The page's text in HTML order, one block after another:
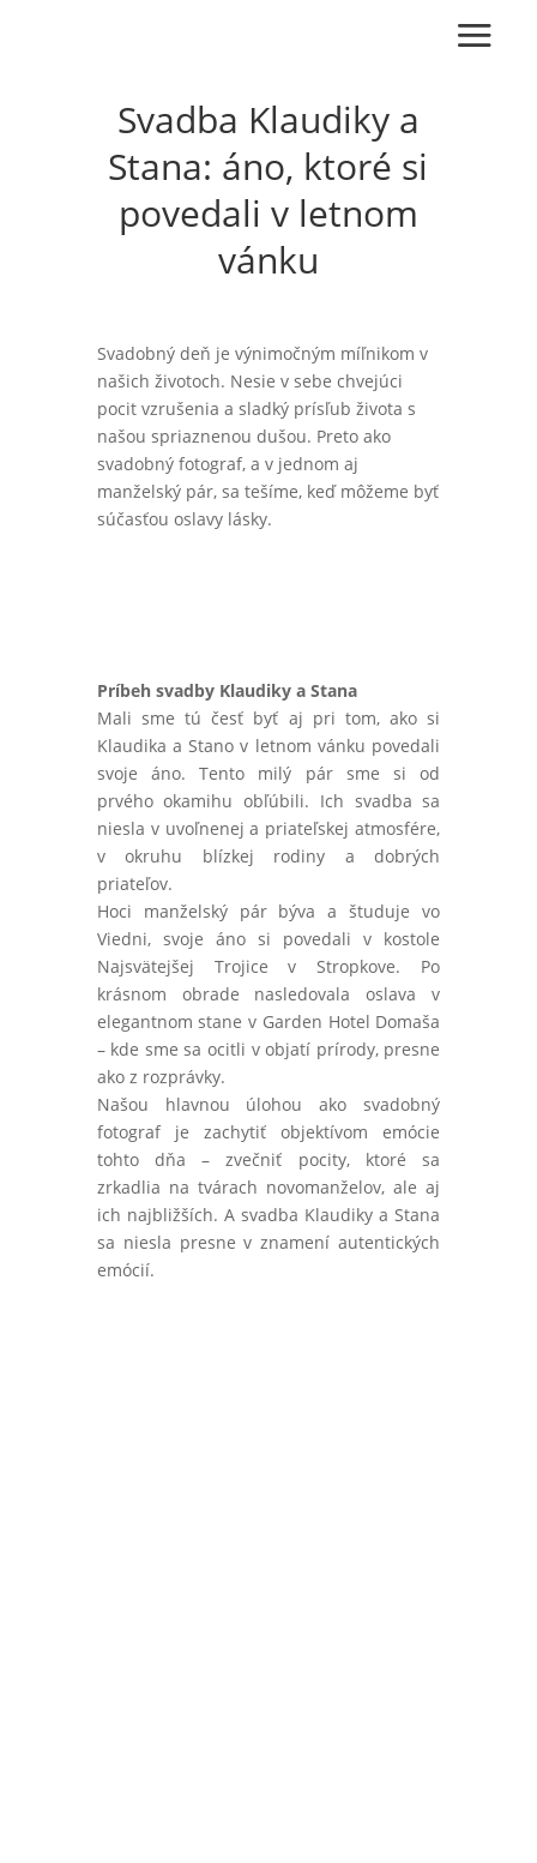
Svadba Klaudiky a
Stana: áno, ktoré si
povedali v letnom
vánku
Svadobný deň je výnimočným míľnikom v
našich životoch. Nesie v sebe chvejúci
pocit vzrušenia a sladký prísľub života s
našou spriaznenou dušou. Preto ako
svadobný fotograf, a v jednom aj
manželský pár, sa tešíme, keď môžeme byť
súčasťou oslavy lásky.
Príbeh svadby Klaudiky a Stana
Mali sme tú česť byť aj pri tom, ako si
Klaudika a Stano v letnom vánku povedali
svoje áno. Tento milý pár sme si od
prvého okamihu obľúbili. Ich svadba sa
niesla v uvoľnenej a priateľskej atmosfére,
v okruhu blízkej rodiny a dobrých
priateľov.
Hoci manželský pár býva a študuje vo
Viedni, svoje áno si povedali v kostole
Najsvätejšej Trojice v Stropkove. Po
krásnom obrade nasledovala oslava v
elegantnom stane v Garden Hotel Domaša
– kde sme sa ocitli v objatí prírody, presne
ako z rozprávky.
Našou hlavnou úlohou ako svadobný
fotograf je zachytiť objektívom emócie
tohto dňa – zvečniť pocity, ktoré sa
zrkadlia na tvárach novomanželov, ale aj
ich najbližších. A svadba Klaudiky a Stana
sa niesla presne v znamení autentických
emócií.